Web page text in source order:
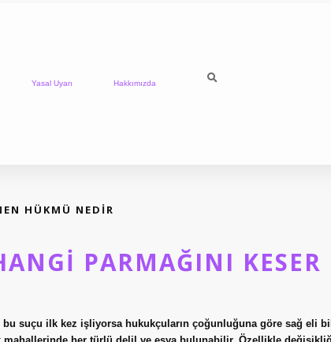
Yasal Uyarı Hakkımızda
HÜKMÜ NEDIR
PARMAĞINI KESER
bu suçu ilk kez işliyorsa hukukçuların çoğunluğuna göre sağ eli